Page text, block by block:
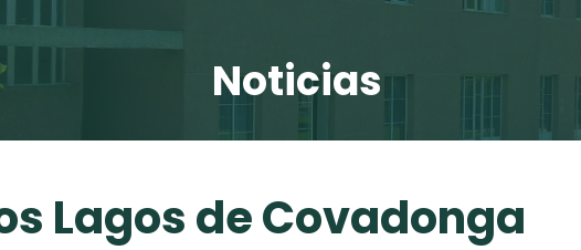
Noticias
Lagos de Covadonga